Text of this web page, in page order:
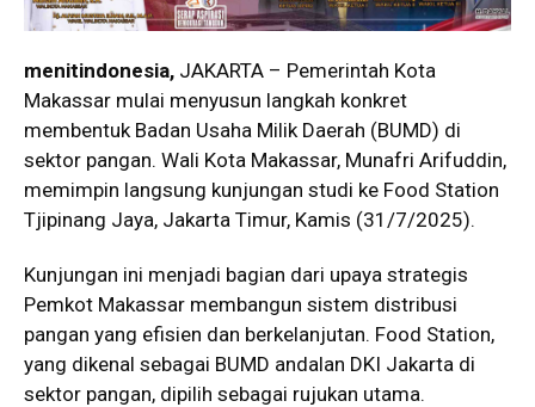
menitindonesia, JAKARTA – Pemerintah Kota
Makassar mulai menyusun langkah konkret
membentuk Badan Usaha Milik Daerah (BUMD) di
sektor pangan. Wali Kota Makassar, Munafri Arifuddin,
memimpin langsung kunjungan studi ke Food Station
Tjipinang Jaya, Jakarta Timur, Kamis (31/7/2025).
Kunjungan ini menjadi bagian dari upaya strategis
Pemkot Makassar membangun sistem distribusi
pangan yang efisien dan berkelanjutan. Food Station,
yang dikenal sebagai BUMD andalan DKI Jakarta di
sektor pangan, dipilih sebagai rujukan utama.